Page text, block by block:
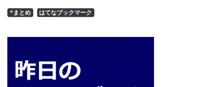
*まとめ はてなブックマーク